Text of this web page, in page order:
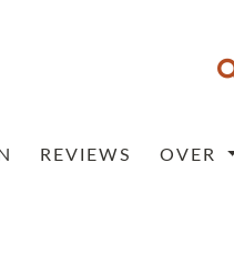
REVIEWS OVER